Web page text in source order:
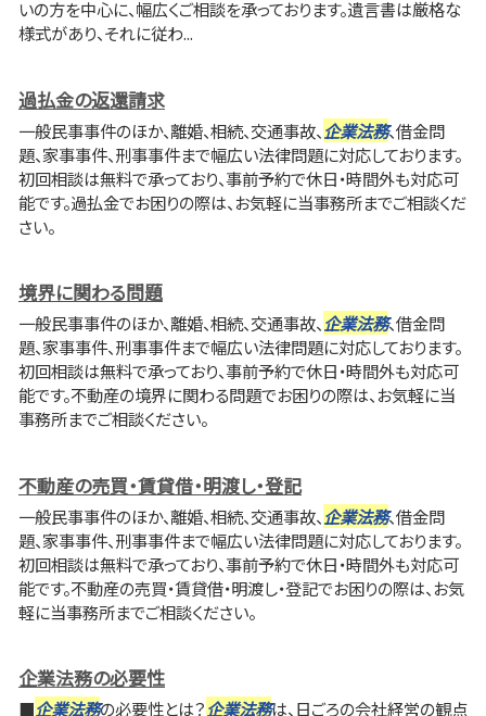
いの方を中心に、幅広くご相談を承っております。遺言書は厳格な
様式があり、それに従わ...
過払金の返還請求
一般民事事件のほか、離婚、相続、交通事故、 企業法務、借金問
題、家事事件、刑事事件まで幅広い法律問題に対応しております。
初回相談は無料で承っており、事前予約で休日・時間外も対応可
能です。過払金でお困りの際は、お気軽に当事務所までご相談くだ
さい。
境界に関わる問題
一般民事事件のほか、離婚、相続、交通事故、 企業法務、借金問
題、家事事件、刑事事件まで幅広い法律問題に対応しております。
初回相談は無料で承っており、事前予約で休日・時間外も対応可
能です。不動産の境界に関わる問題でお困りの際は、お気軽に当
事務所までご相談ください。
不動産の売買・賃貸借・明渡し・登記
一般民事事件のほか、離婚、相続、交通事故、 企業法務、借金問
題、家事事件、刑事事件まで幅広い法律問題に対応しております。
初回相談は無料で承っており、事前予約で休日・時間外も対応可
能です。不動産の売買・賃貸借・明渡し・登記でお困りの際は、お気
軽に当事務所までご相談ください。
企業法務の必要性
■企業法務の必要性とは？企業法務は、日ごろの会社経営の観点